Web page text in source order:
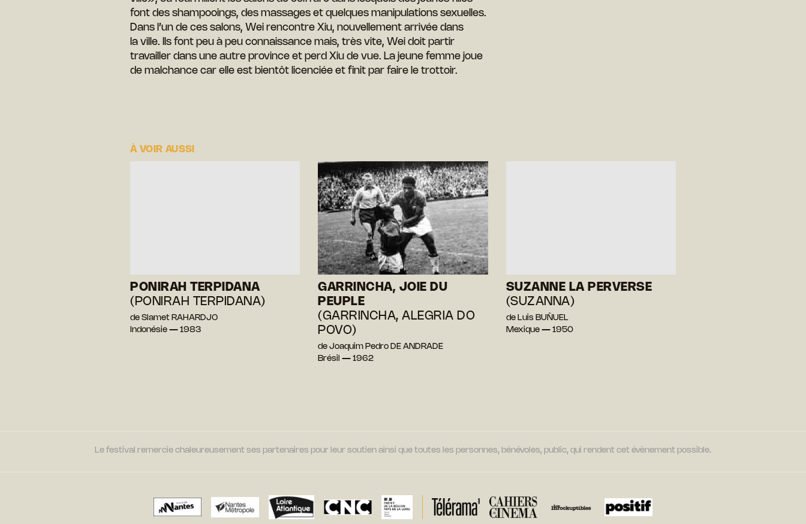
font des shampooings, des massages et quelques manipulations sexuelles.
Dans l’un de ces salons, Wei rencontre Xiu, nouvellement arrivée dans
la ville. Ils font peu à peu connaissance mais, très vite, Wei doit partir
travailler dans une autre province et perd Xiu de vue. La jeune femme joue
de malchance car elle est bientôt licenciée et finit par faire le trottoir.
À VOIR AUSSI
PONIRAH TERPIDANA
(PONIRAH TERPIDANA)
de Slamet RAHARDJO
Indonésie — 1983
GARRINCHA, JOIE DU
PEUPLE
(GARRINCHA, ALEGRIA DO
POVO)
de Joaquim Pedro DE ANDRADE
Brésil — 1962
SUZANNE LA PERVERSE
(SUZANNA)
de Luis BUÑUEL
Mexique — 1950
Le festival remercie chaleureusement ses partenaires pour leur soutien ainsi que toutes les personnes, bénévoles, public, qui rendent cet évènement possible.